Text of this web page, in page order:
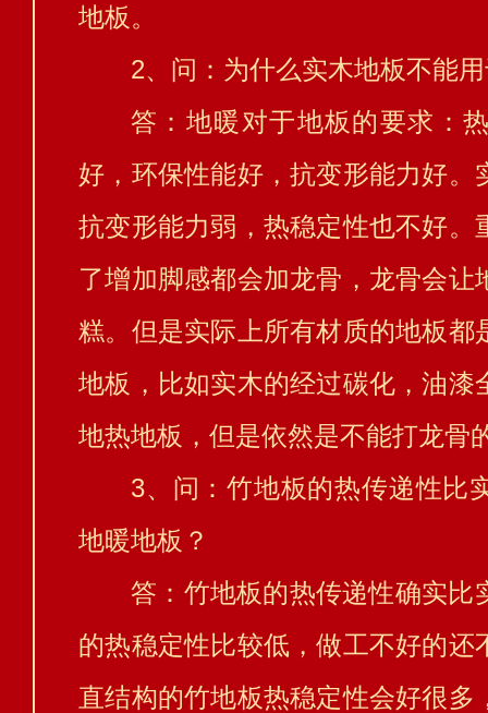
地板。
2、问：为什么实木地板不能
答：地暖对于地板的要求：
好，环保性能好，抗变形能力好。
抗变形能力弱，热稳定性也不好。
了增加脚感都会加龙骨，龙骨会让
糕。但是实际上所有材质的地板都
地板，比如实木的经过碳化，油漆
地热地板，但是依然是不能打龙骨
3、问：竹地板的热传递性比
地暖地板？
答：竹地板的热传递性确实比
的热稳定性比较低，做工不好的还
直结构的竹地板热稳定性会好很多